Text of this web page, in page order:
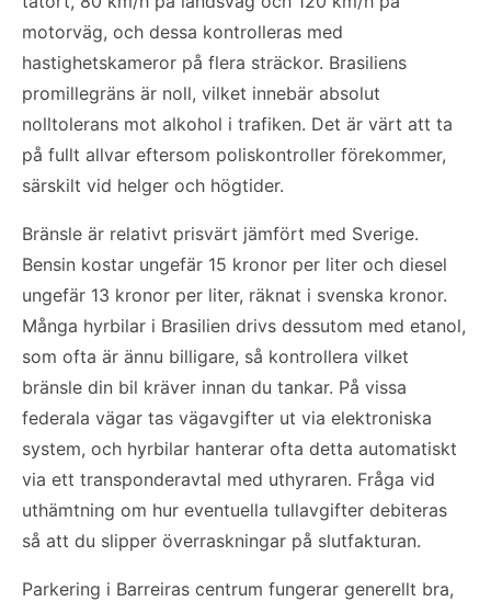
motorväg, och dessa kontrolleras med
hastighetskameror på flera sträckor. Brasiliens
promillegräns är noll, vilket innebär absolut
nolltolerans mot alkohol i trafiken. Det är värt att ta
på fullt allvar eftersom poliskontroller förekommer,
särskilt vid helger och högtider.
Bränsle är relativt prisvärt jämfört med Sverige.
Bensin kostar ungefär 15 kronor per liter och diesel
ungefär 13 kronor per liter, räknat i svenska kronor.
Många hyrbilar i Brasilien drivs dessutom med etanol,
som ofta är ännu billigare, så kontrollera vilket
bränsle din bil kräver innan du tankar. På vissa
federala vägar tas vägavgifter ut via elektroniska
system, och hyrbilar hanterar ofta detta automatiskt
via ett transponderavtal med uthyraren. Fråga vid
uthämtning om hur eventuella tullavgifter debiteras
så att du slipper överraskningar på slutfakturan.
Parkering i Barreiras centrum fungerar generellt bra,